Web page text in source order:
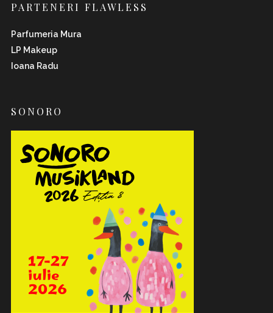
PARTENERI FLAWLESS
Parfumeria Mura
LP Makeup
Ioana Radu
SONORO